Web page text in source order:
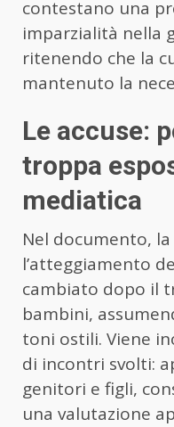
contestano una
imparzialità nella
ritenendo che la
mantenuto la
Le accuse:
troppa
mediatica
Nel documento, la
l’atteggiamento
cambiato dopo il
bambini,
toni ostili. Viene
di incontri svolti:
genitori e figli,
una valutazione